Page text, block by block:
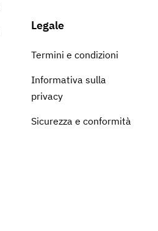
Legale
Termini e condizioni
Informativa sulla
privacy
Sicurezza e conformità